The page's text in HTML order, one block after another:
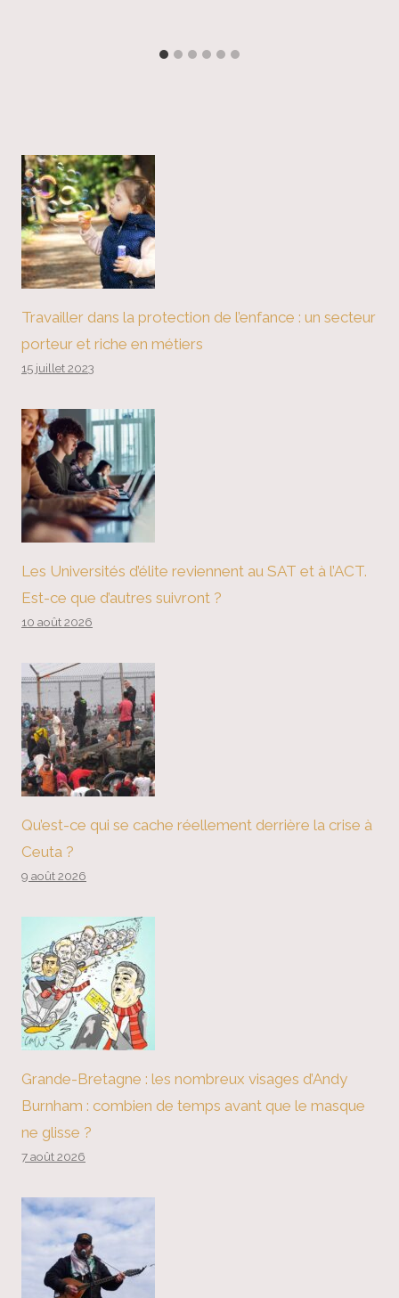
Travailler dans la protection de l’enfance : un secteur
porteur et riche en métiers
15 juillet 2023
Les Universités d’élite reviennent au SAT et à l’ACT.
Est-ce que d’autres suivront ?
10 août 2026
Qu’est-ce qui se cache réellement derrière la crise à
Ceuta ?
9 août 2026
Grande-Bretagne : les nombreux visages d’Andy
Burnham : combien de temps avant que le masque
ne glisse ?
7 août 2026